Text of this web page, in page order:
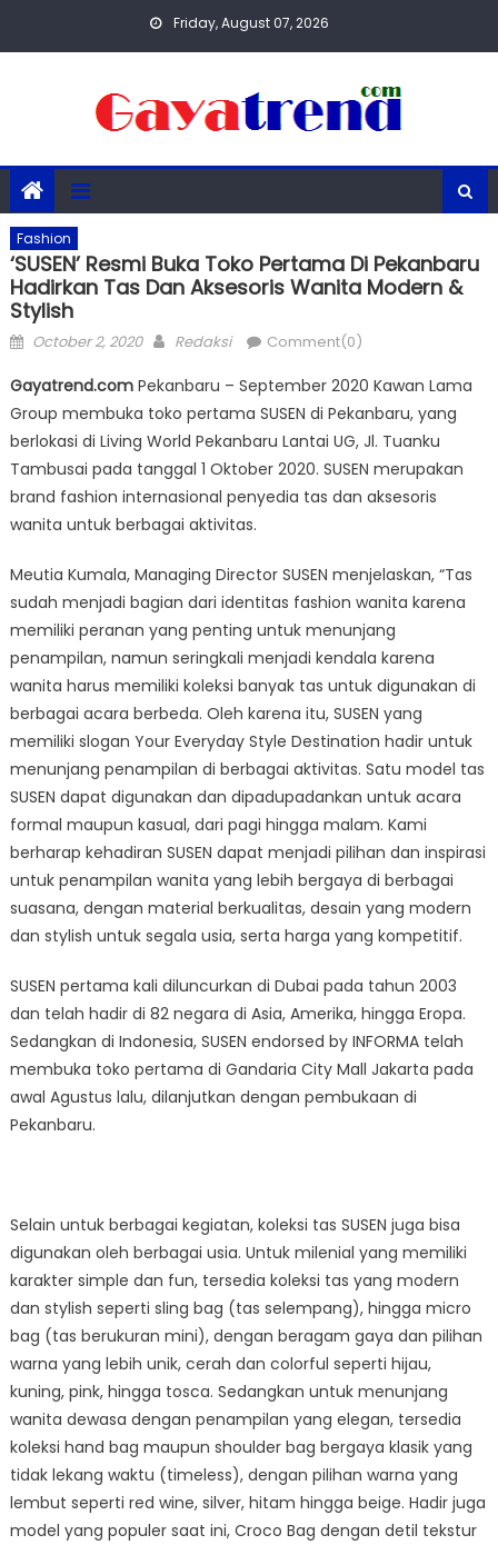
Friday, August 07, 2026
Fashion
‘SUSEN’ Resmi Buka Toko Pertama Di Pekanbaru
Hadirkan Tas Dan Aksesoris Wanita Modern &
Stylish
Posted
October 2, 2020 Author
Redaksi Comment(0)
Gayatrend.comPekanbaru – September 2020 Kawan Lama
Group membuka toko pertama SUSEN di Pekanbaru, yang
berlokasi di Living World Pekanbaru Lantai UG, Jl. Tuanku
Tambusai pada tanggal 1 Oktober 2020. SUSEN merupakan
brand fashion internasional penyedia tas dan aksesoris
wanita untuk berbagai aktivitas.
Meutia Kumala, Managing Director SUSEN menjelaskan, “Tas
sudah menjadi bagian dari identitas fashion wanita karena
memiliki peranan yang penting untuk menunjang
penampilan, namun seringkali menjadi kendala karena
wanita harus memiliki koleksi banyak tas untuk digunakan di
berbagai acara berbeda. Oleh karena itu, SUSEN yang
memiliki slogan Your Everyday Style Destination hadir untuk
menunjang penampilan di berbagai aktivitas. Satu model tas
SUSEN dapat digunakan dan dipadupadankan untuk acara
formal maupun kasual, dari pagi hingga malam. Kami
berharap kehadiran SUSEN dapat menjadi pilihan dan inspirasi
untuk penampilan wanita yang lebih bergaya di berbagai
suasana, dengan material berkualitas, desain yang modern
dan stylish untuk segala usia, serta harga yang kompetitif.
SUSEN pertama kali diluncurkan di Dubai pada tahun 2003
dan telah hadir di 82 negara di Asia, Amerika, hingga Eropa.
Sedangkan di Indonesia, SUSEN endorsed by INFORMA telah
membuka toko pertama di Gandaria City Mall Jakarta pada
awal Agustus lalu, dilanjutkan dengan pembukaan di
Pekanbaru.
Selain untuk berbagai kegiatan, koleksi tas SUSEN juga bisa
digunakan oleh berbagai usia. Untuk milenial yang memiliki
karakter simple dan fun, tersedia koleksi tas yang modern
dan stylish seperti sling bag (tas selempang), hingga micro
bag (tas berukuran mini), dengan beragam gaya dan pilihan
warna yang lebih unik, cerah dan colorful seperti hijau,
kuning, pink, hingga tosca. Sedangkan untuk menunjang
wanita dewasa dengan penampilan yang elegan, tersedia
koleksi hand bag maupun shoulder bag bergaya klasik yang
tidak lekang waktu (timeless), dengan pilihan warna yang
lembut seperti red wine, silver, hitam hingga beige. Hadir juga
model yang populer saat ini, Croco Bag dengan detil tekstur